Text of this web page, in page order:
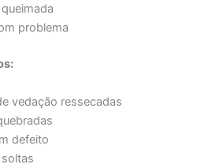
problema
vedação ressecadas
defeito